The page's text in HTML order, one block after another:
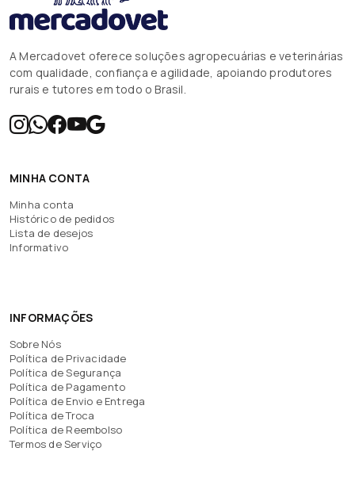
A Mercadovet oferece soluções agropecuárias e veterinárias
com qualidade, confiança e agilidade, apoiando produtores
rurais e tutores em todo o Brasil.
MINHA CONTA
Minha conta
Histórico de pedidos
Lista de desejos
Informativo
INFORMAÇÕES
Sobre Nós
Política de Privacidade
Política de Segurança
Política de Pagamento
Política de Envio e Entrega
Política de Troca
Política de Reembolso
Termos de Serviço